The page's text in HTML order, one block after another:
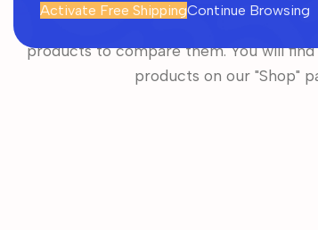
Activate Free ShippingContinue Browsing
products to compare them. You will
products on our "Shop"